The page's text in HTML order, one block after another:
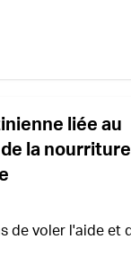
liée au
la nourriture
de voler l'aide et